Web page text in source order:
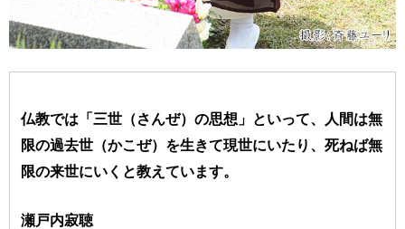
仏教では「三世（さんぜ）の思想」といって、人間は無
限の過去世（かこぜ）を生きて現世にいたり、死ねば無
限の来世にいくと教えています。
瀬戸内寂聴